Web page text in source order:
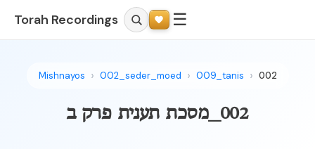
Torah Recordings ☰
Mishnayos 002_seder_moed 009_tanis 002
002_מסכת תענית פרק ב